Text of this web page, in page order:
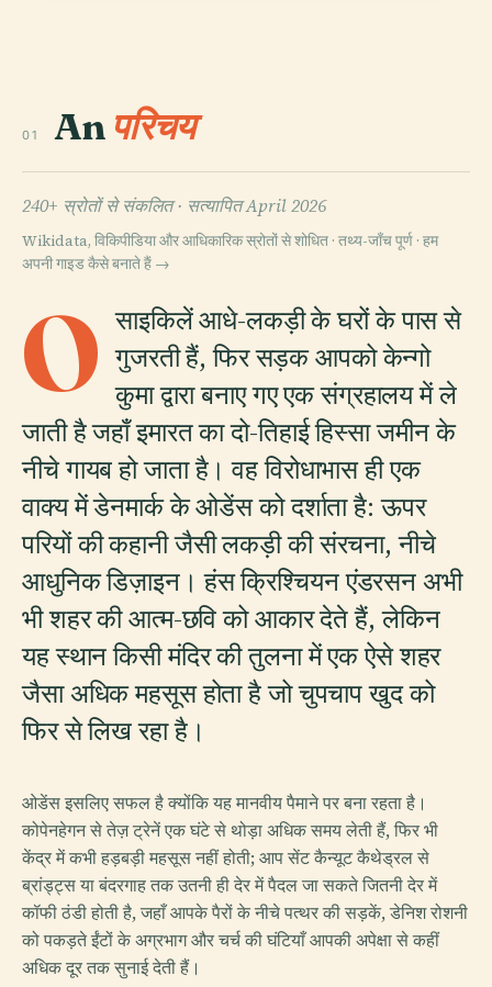
01 An परिचय
240+ स्रोतों से संकलित · सत्यापित April 2026
Wikidata, विकिपीडिया और आधिकारिक स्रोतों से शोधित · तथ्य-जाँच पूर्ण · हम
अपनी गाइड कैसे बनाते हैं →
O साइकिलें आधे-लकड़ी के घरों के पास से
गुजरती हैं, फिर सड़क आपको केन्गो
कुमा द्वारा बनाए गए एक संग्रहालय में ले
जाती है जहाँ इमारत का दो-तिहाई हिस्सा जमीन के
नीचे गायब हो जाता है। वह विरोधाभास ही एक
वाक्य में डेनमार्क के ओडेंस को दर्शाता है: ऊपर
परियों की कहानी जैसी लकड़ी की संरचना, नीचे
आधुनिक डिज़ाइन। हंस क्रिश्चियन एंडरसन अभी
भी शहर की आत्म-छवि को आकार देते हैं, लेकिन
यह स्थान किसी मंदिर की तुलना में एक ऐसे शहर
जैसा अधिक महसूस होता है जो चुपचाप खुद को
फिर से लिख रहा है।
ओडेंस इसलिए सफल है क्योंकि यह मानवीय पैमाने पर बना रहता है।
कोपेनहेगन से तेज़ ट्रेनें एक घंटे से थोड़ा अधिक समय लेती हैं, फिर भी
केंद्र में कभी हड़बड़ी महसूस नहीं होती; आप सेंट कैन्यूट कैथेड्रल से
ब्रांड्ट्स या बंदरगाह तक उतनी ही देर में पैदल जा सकते जितनी देर में
कॉफी ठंडी होती है, जहाँ आपके पैरों के नीचे पत्थर की सड़कें, डेनिश रोशनी
को पकड़ते ईंटों के अग्रभाग और चर्च की घंटियाँ आपकी अपेक्षा से कहीं
अधिक दूर तक सुनाई देती हैं।